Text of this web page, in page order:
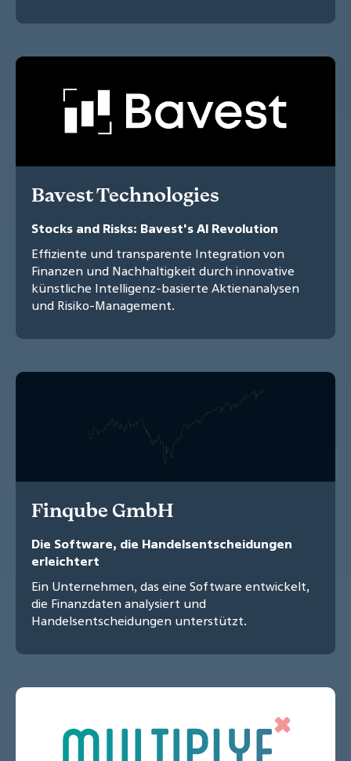
Bavest Technologies
Stocks and Risks: Bavest's AI Revolution
Effiziente und transparente Integration von
Finanzen und Nachhaltigkeit durch innovative
künstliche Intelligenz-basierte Aktienanalysen
und Risiko-Management.
Finqube GmbH
Die Software, die Handelsentscheidungen
erleichtert
Ein Unternehmen, das eine Software entwickelt,
die Finanzdaten analysiert und
Handelsentscheidungen unterstützt.